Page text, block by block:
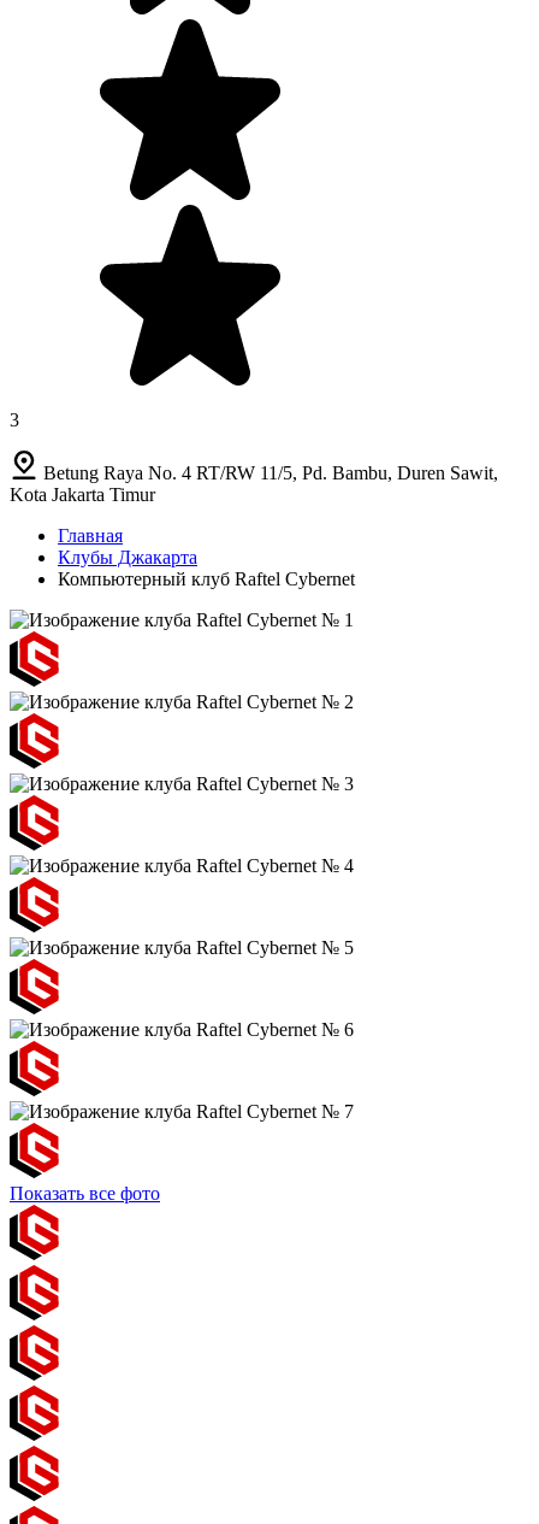
3
Betung Raya No. 4 RT/RW 11/5, Pd. Bambu, Duren Sawit,
Kota Jakarta Timur
Главная
Клубы Джакарта
Компьютерный клуб Raftel Cybernet
Показать все фото